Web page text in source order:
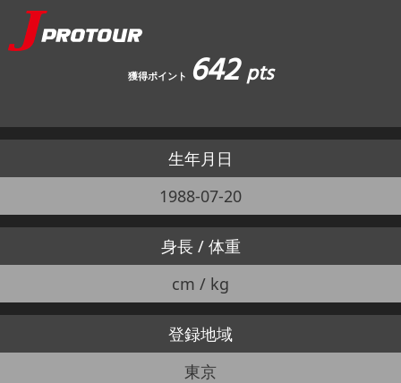
獲得ポイント 642pts
生年月日
1988-07-20
身長 / 体重
cm / kg
登録地域
東京